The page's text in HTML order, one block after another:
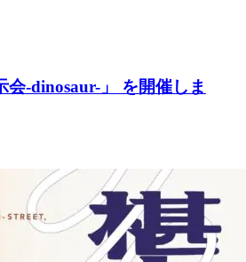
会-dinosaur-」 を開催しま